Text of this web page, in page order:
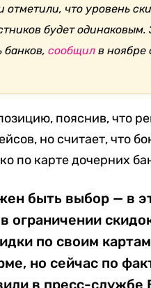
отметили, что уровень
будет одинаковым.
банков,сообщил в ноябре
пояснив, что
но считает, что
по карте дочерних
быть выбор — в
ограничении
по своим
но сейчас по
в пресс-службе